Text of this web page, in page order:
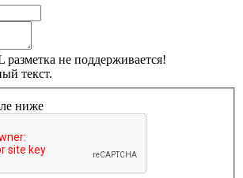
разметка не поддерживается!
текст.
ниже